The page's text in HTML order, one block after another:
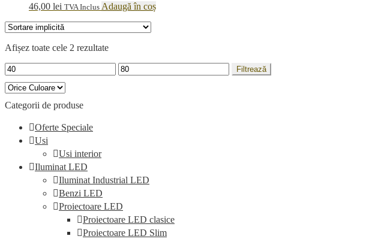
46,00 lei TVA Inclus Adaugă în coș
Afișez toate cele 2 rezultate
Preț
minim
Preț
maxim
Filtrează
Categorii de produse
Oferte Speciale
Usi
Usi interior
Iluminat LED
Iluminat Industrial LED
Benzi LED
Proiectoare LED
Proiectoare LED clasice
Proiectoare LED Slim